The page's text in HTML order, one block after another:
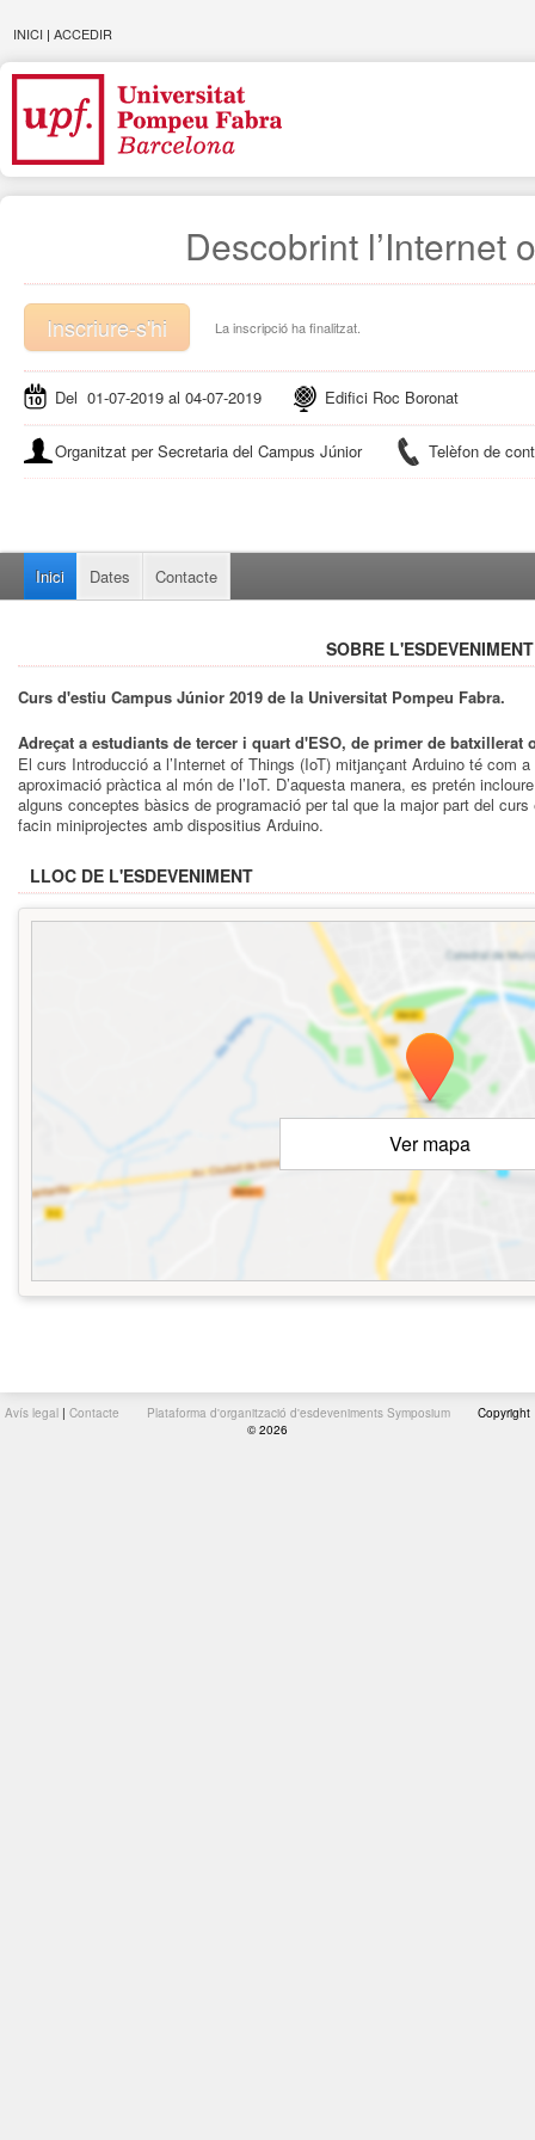
INICI | ACCEDIR
Descobrint l’Internet
La inscripció ha finalitzat.
Inscriure-s'hi
Del 01-07-2019 al 04-07-2019 Edifici Roc Boronat
Organitzat per Secretaria del Campus Júnior Telèfon de
Inici Dates Contacte
SOBRE L'ESDEVENIMENT
Curs d'estiu Campus Júnior 2019 de la Universitat Pompeu Fabra.
Adreçat a estudiants de tercer i quart d'ESO, de primer de
El curs Introducció a l’Internet of Things (IoT) mitjançant Arduino té com
aproximació pràctica al món de l’IoT. D’aquesta manera, es pretén
alguns conceptes bàsics de programació per tal que la major part del
facin miniprojectes amb dispositius Arduino.
LLOC DE L'ESDEVENIMENT
Ver mapa
Avís legal | Contacte Plataforma d'organització d'esdeveniments Symposium
Copyright
© 2026